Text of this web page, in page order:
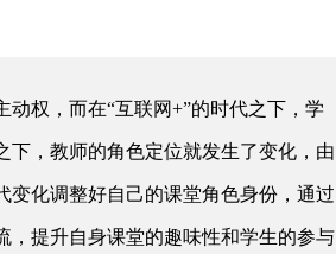
权，而在“互联网+”的时代之下，学
下，教师的角色定位就发生了变化，由
变化调整好自己的课堂角色身份，通过
，提升自身课堂的趣味性和学生的参与